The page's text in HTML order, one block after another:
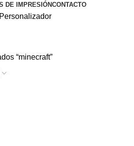
DE IMPRESIÓNCONTACTO
Personalizador
“minecraft”